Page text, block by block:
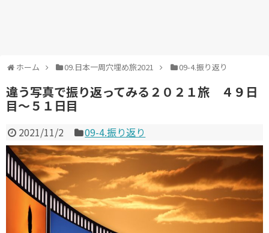
ホーム 09.日本一周穴埋め旅2021 09-4.振り返り
違う写真で振り返ってみる２０２１旅 ４９日
目～５１日目
2021/11/2 09-4.振り返り